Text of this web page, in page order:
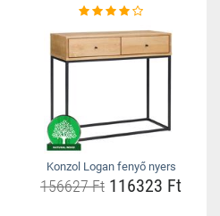
Konzol Logan fenyő nyers
156627 Ft 116323 Ft